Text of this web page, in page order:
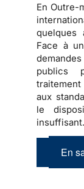
En Outre-
quelques
Face à
publics
aux
le
insuffisant.
En